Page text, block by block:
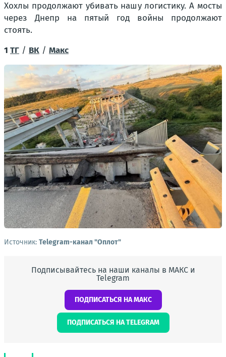
Хохлы продолжают убивать нашу логистику. А мосты
через Днепр на пятый год войны продолжают
стоять.
1 ТГ / ВК / Макс
Источник: Telegram-канал "Оплот"
Подписывайтесь на наши каналы в МАКС и
Telegram
ПОДПИСАТЬСЯ НА МАКС
ПОДПИСАТЬСЯ НА TELEGRAM